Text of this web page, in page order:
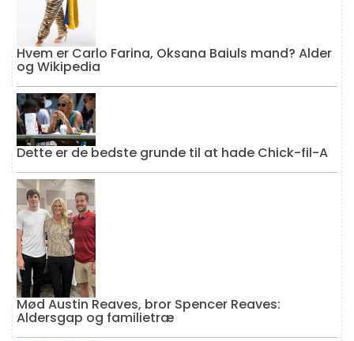
Hvem er Carlo Farina, Oksana Baiuls mand? Alder
og Wikipedia
Dette er de bedste grunde til at hade Chick-fil-A
Mød Austin Reaves, bror Spencer Reaves:
Aldersgap og familietræ